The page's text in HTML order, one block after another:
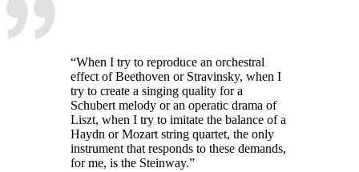
“When I try to reproduce an orchestral
effect of Beethoven or Stravinsky, when I
try to create a singing quality for a
Schubert melody or an operatic drama of
Liszt, when I try to imitate the balance of a
Haydn or Mozart string quartet, the only
instrument that responds to these demands,
for me, is the Steinway.”